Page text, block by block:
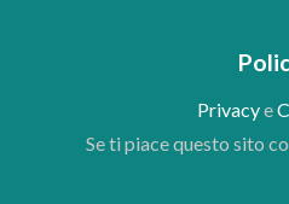
Privacye
Se ti piace questo sito